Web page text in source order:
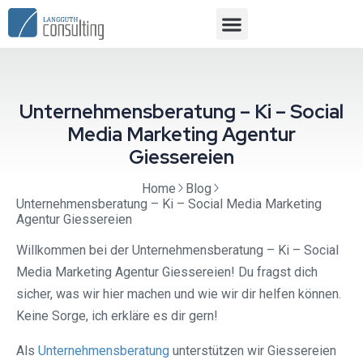
Unternehmensberatung – Ki – Social
Media Marketing Agentur
Giessereien
Home
Blog
Unternehmensberatung – Ki – Social Media Marketing
Agentur Giessereien
Willkommen bei der Unternehmensberatung – Ki – Social
Media Marketing Agentur Giessereien! Du fragst dich
sicher, was wir hier machen und wie wir dir helfen können.
Keine Sorge, ich erkläre es dir gern!
Als Unternehmensberatung unterstützen wir Giessereien